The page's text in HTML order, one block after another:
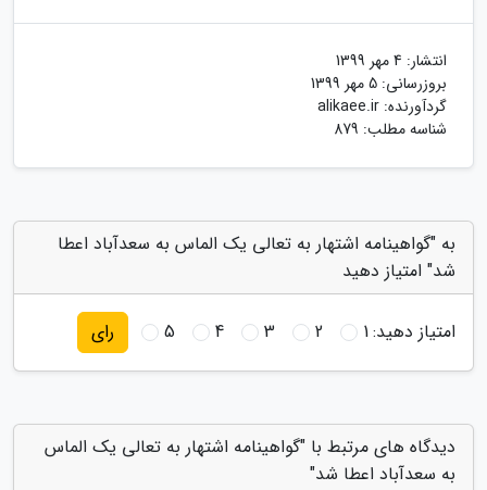
انتشار: 4 مهر 1399
بروزرسانی: 5 مهر 1399
گردآورنده: alikaee.ir
شناسه مطلب: 879
به "گواهینامه اشتهار به تعالی یک الماس به سعدآباد اعطا
شد" امتیاز دهید
امتیاز دهید:1
2
3
4
5 رای
دیدگاه های مرتبط با "گواهینامه اشتهار به تعالی یک الماس
به سعدآباد اعطا شد"